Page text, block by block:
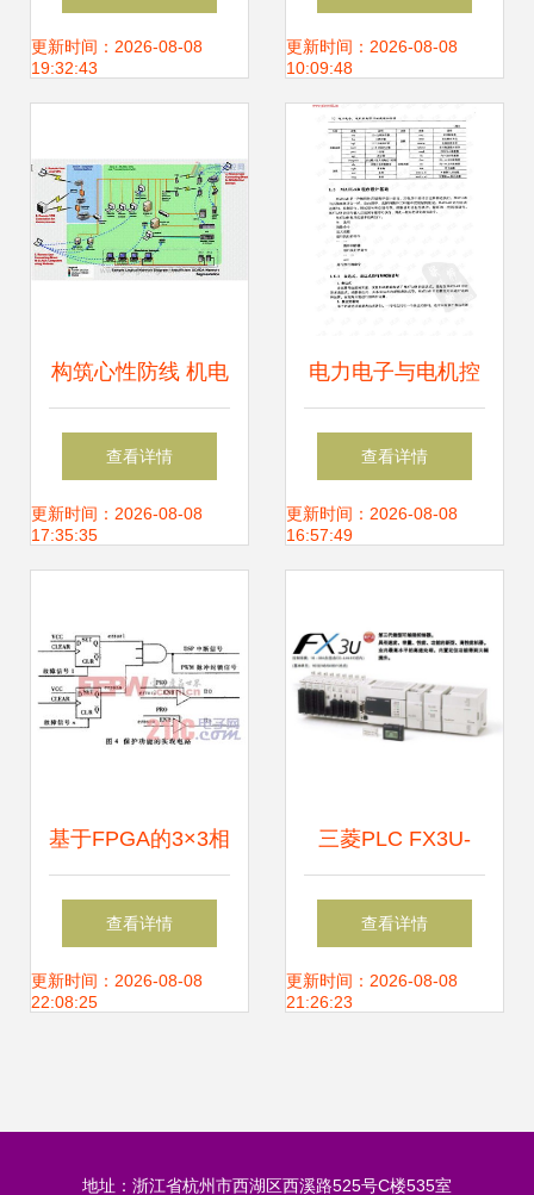
线绝干量控制系统
更新时间：2026-08-08
19:32:43
决方案
更新时间：2026-08-08
10:09:48
构筑心性防线 机电
控制系统的SCADA
安全防御策略
查看详情
更新时间：2026-08-08
17:35:35
电力电子与电机控
制系统的建模与仿
真 理论、实践与洪
查看详情
更新时间：2026-08-08
16:57:49
基于FPGA的3×3相
双绕组感应发电机
励磁与机电控制系
查看详情
更新时间：2026-08-08
22:08:25
三菱PLC FX3U-
80MR-ES-A控制器
工业自动化的可靠
查看详情
更新时间：2026-08-08
21:26:23
地址：浙江省杭州市西湖区西溪路525号C楼535室